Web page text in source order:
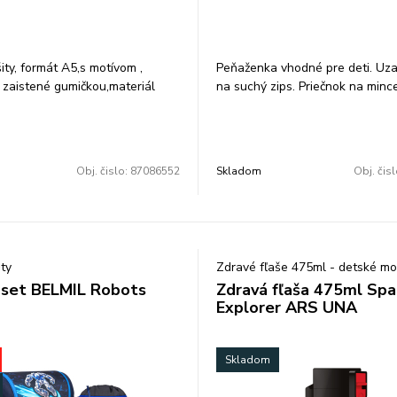
na fotografiách slúžia len na
Tento praktický peračník ARS
zapínanie a krásny dizajn, ktorý
formát A5,s motívom ,
gumičkou,materiál
Obj. čislo: 87086552
Peňaženka vhodné pre deti.
na suchý zips. Priečnok na
Skladom Obj.
BELMIL Robots
Zdravé fľaše 475ml - detské
Zdravá fľaša 475ml
Explorer ARS UNA
Skladom